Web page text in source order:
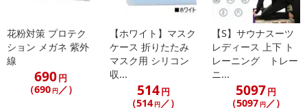
にご納得いただきましたうえでお申し込みください。
※パッケージ変更や商品リニューアル（成分など含む）等により、
参考の掲載画像や画像内のバーコードなど、お届け商品と多少異な
る場合がございます。
また、[新たな加工食品の原料原産地表示制度]の経過措置期間の終
了により、商品詳細内に記載の原産国・原材料の表記が旧表記の場
花粉対策 プロテク
ション メガネ 紫外
線
690円
（690 円／）
【ホワイト】マスク
ケース 折りたたみ
マスク用 シリコン
収...
514円
（514 円／）
【S】サウナスーツ
レディース 上下 ト
レーニング トレー
ニ...
5097円
（5097 円／）